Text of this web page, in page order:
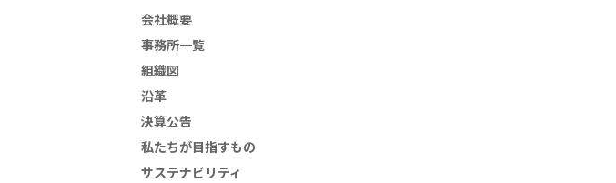
会社概要
事務所一覧
組織図
沿革
決算公告
私たちが目指すもの
サステナビリティ